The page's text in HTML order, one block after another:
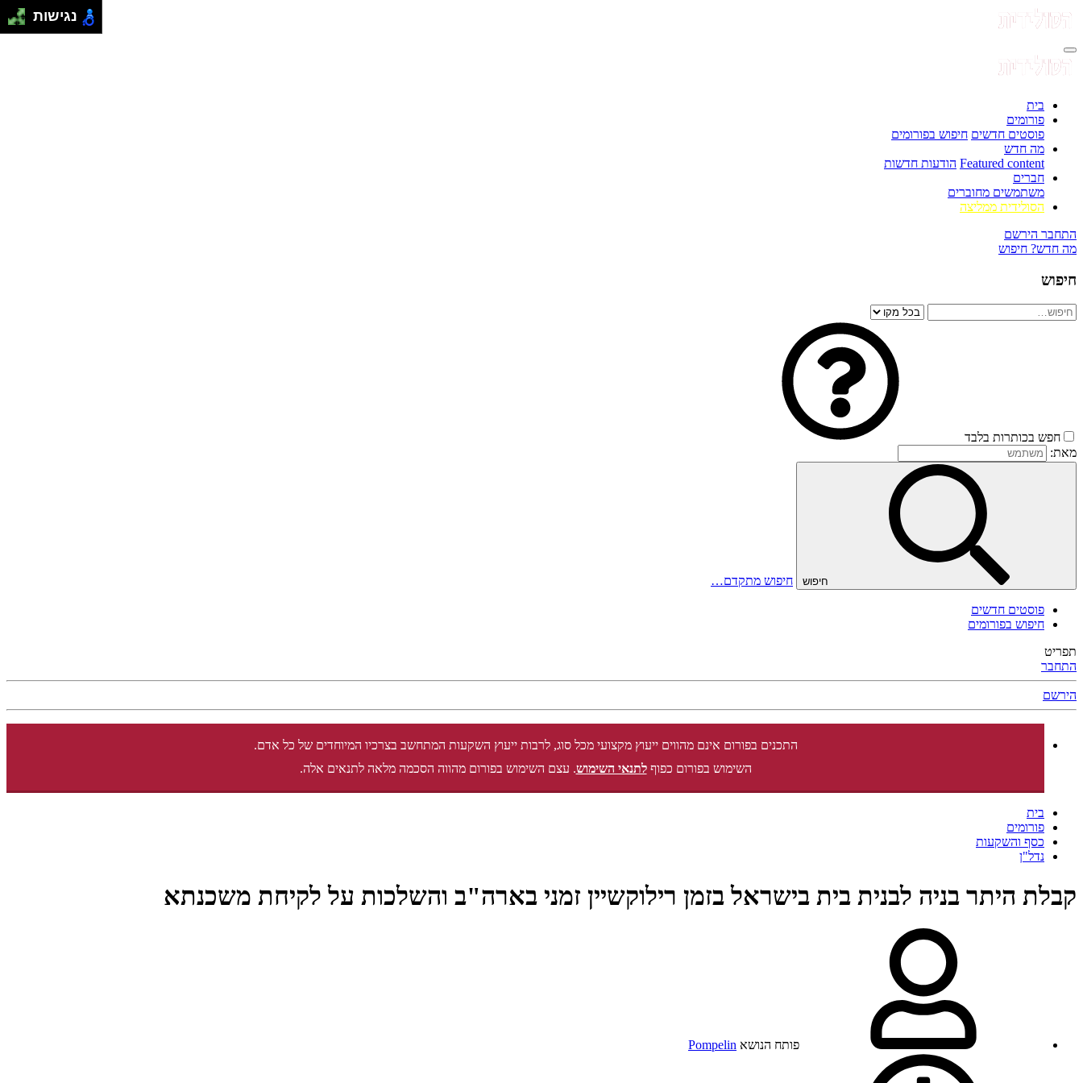
בית
פורומים
פוסטים חדשים חיפוש בפורומים
מה חדש
Featured content הודעות חדשות
חברים
משתמשים מחוברים
הסולידית ממליצה
התחבר הירשם
מה חדש? חיפוש
חיפוש
חפש בכותרות בלבד
מאת:
חיפוש חיפוש מתקדם…
פוסטים חדשים
חיפוש בפורומים
תפריט
התחבר
הירשם
התכנים בפורום אינם מהווים ייעוץ מקצועי מכל סוג, לרבות ייעוץ השקעות המתחשב בצרכיו המיוחדים של כל אדם.
השימוש בפורום כפוףלתנאי השימוש. עצם השימוש בפורום מהווה הסכמה מלאה לתנאים אלה.
בית
פורומים
כסף והשקעות
נדל"ן
קבלת היתר בניה לבנית בית בישראל בזמן רילוקשיין זמני בארה"ב והשלכות על לקיחת משכנתא
פותח הנושא Pompelin
נגישות